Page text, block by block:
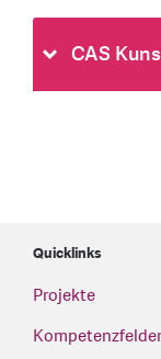
CAS
Quicklinks
Projekte
Kompetenzfelder